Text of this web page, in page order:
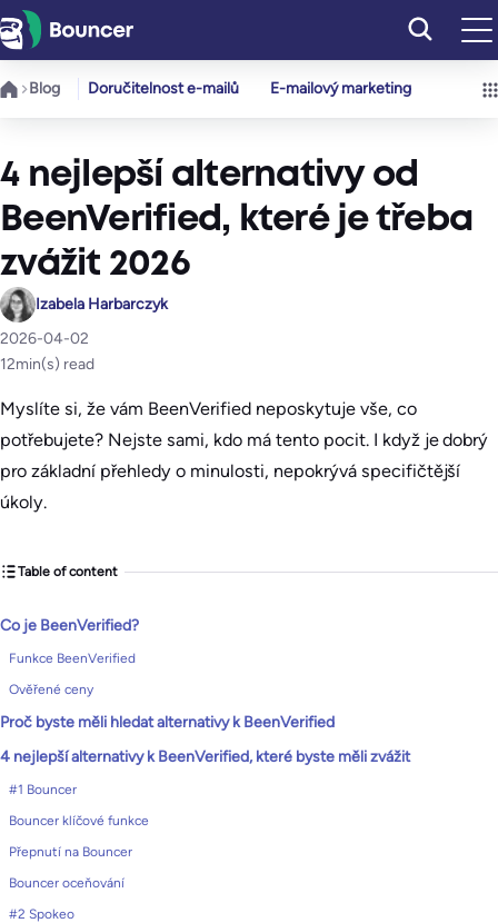
Přeskočit
na
obsah
Blog Doručitelnost e-mailů E-mailový marketing
4 nejlepší alternativy od
BeenVerified, které je třeba
zvážit 2026
Izabela Harbarczyk
2026-04-02
12min(s) read
Myslíte si, že vám BeenVerified neposkytuje vše, co
potřebujete? Nejste sami, kdo má tento pocit. I když je dobrý
pro základní přehledy o minulosti, nepokrývá specifičtější
úkoly.
Table of content
Co je BeenVerified?
Funkce BeenVerified
Ověřené ceny
Proč byste měli hledat alternativy k BeenVerified
4 nejlepší alternativy k BeenVerified, které byste měli zvážit
#1 Bouncer
Bouncer klíčové funkce
Přepnutí na Bouncer
Bouncer oceňování
#2 Spokeo